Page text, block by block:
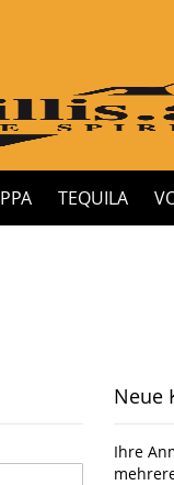
TEQUILA
Neue
Ihre